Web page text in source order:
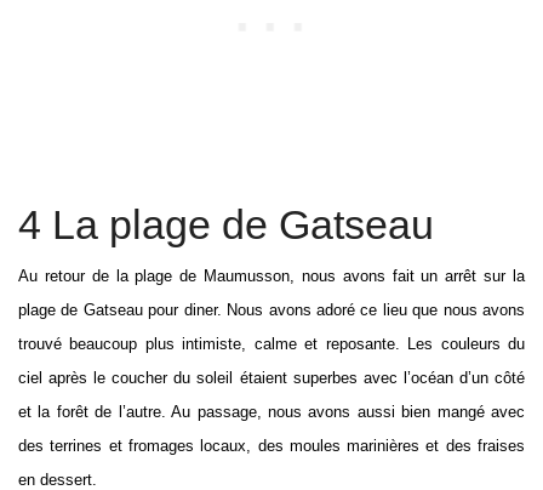
4 La plage de Gatseau
Au retour de la plage de Maumusson, nous avons fait un arrêt sur la
plage de Gatseau pour diner. Nous avons adoré ce lieu que nous avons
trouvé beaucoup plus intimiste, calme et reposante. Les couleurs du
ciel après le coucher du soleil étaient superbes avec l’océan d’un côté
et la forêt de l’autre. Au passage, nous avons aussi bien mangé avec
des terrines et fromages locaux, des moules marinières et des fraises
en dessert.